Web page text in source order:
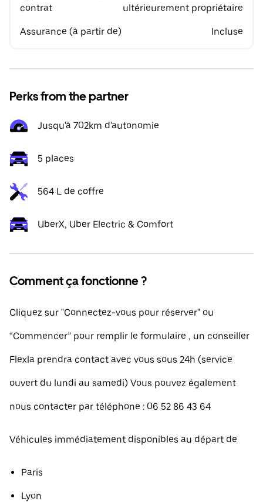
contrat
ultérieurement propriétaire
Assurance (à partir de) Incluse
Perks from the partner
Jusqu'à 702km d'autonomie
5 places
564 L de coffre
UberX, Uber Electric & Comfort
Comment ça fonctionne ?
Cliquez sur "Connectez-vous pour réserver" ou
“Commencer” pour remplir le formulaire , un conseiller
Flexla prendra contact avec vous sous 24h (service
ouvert du lundi au samedi) Vous pouvez également
nous contacter par téléphone : 06 52 86 43 64
Véhicules immédiatement disponibles au départ de
Paris
Lyon